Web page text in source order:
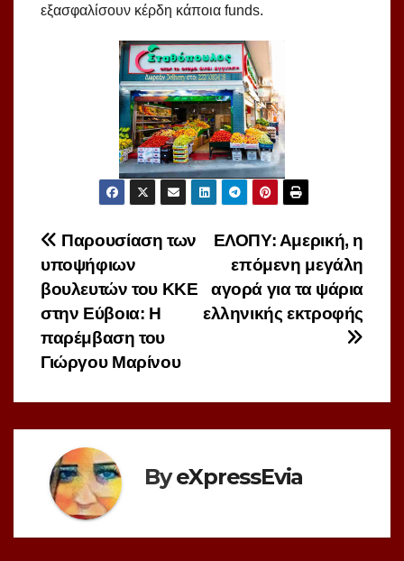
εξασφαλίσουν κέρδη κάποια funds.
Πλοήγηση
άρθρων
ΕΛΟΠΥ: Αμερική, η
επόμενη μεγάλη
αγορά για τα ψάρια
ελληνικής εκτροφής
Παρουσίαση των
υποψήφιων
βουλευτών του ΚΚΕ
στην Εύβοια: Η
παρέμβαση του
Γιώργου Μαρίνου
ByeXpressEvia